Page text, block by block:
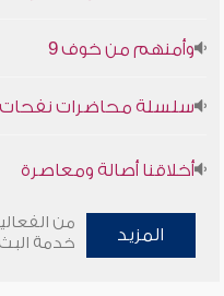
وأمنهم من خوف 9
أخلاقنا أصالة ومعاصرة
وأمنهم من خوف 9
المزيد
من
خدمة البث